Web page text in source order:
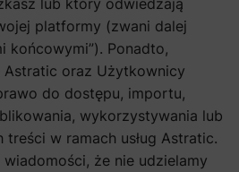
platformy (zwani dalej
końcowymi”). Ponadto,
Astratic oraz Użytkownicy
do dostępu, importu,
wykorzystywania lub
treści w ramach usług Astratic.
że nie udzielamy